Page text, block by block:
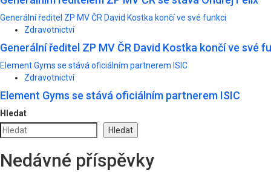
Generální ředitel ZP MV ČR David Kostka končí ve své funkci
Zdravotnictví
Generální ředitel ZP MV ČR David Kostka končí ve své
Element Gyms se stává oficiálním partnerem ISIC
Zdravotnictví
Element Gyms se stává oficiálním partnerem ISIC
Hledat
Hledat
Nedávné příspěvky